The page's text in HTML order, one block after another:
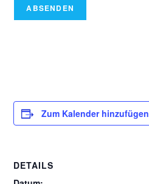
ABSENDEN
Zum Kalender hinzufügen
DETAILS